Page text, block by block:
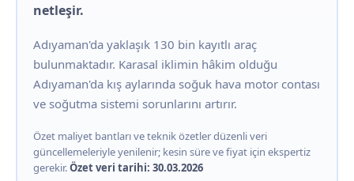
netleşir.
Adıyaman'da yaklaşık 130 bin kayıtlı araç
bulunmaktadır. Karasal iklimin hâkim olduğu
Adıyaman'da kış aylarında soğuk hava motor contası
ve soğutma sistemi sorunlarını artırır.
Özet maliyet bantları ve teknik özetler düzenli veri
güncellemeleriyle yenilenir; kesin süre ve fiyat için ekspertiz
gerekir.Özet veri tarihi: 30.03.2026